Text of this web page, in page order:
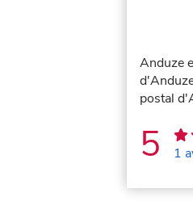
Anduze
postal
5 1